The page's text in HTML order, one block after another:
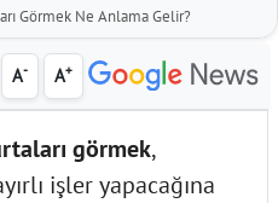
Görmek Ne Anlama Gelir?
A- A+
görmek,
işler yapacağına